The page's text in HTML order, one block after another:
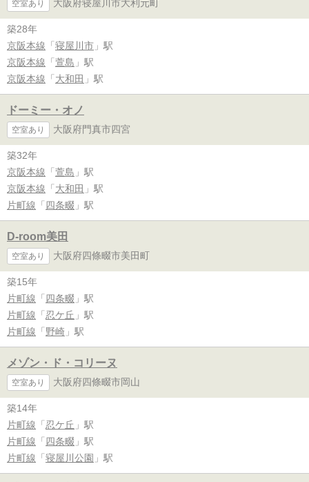
空室あり 大阪府寝屋川市大利元町
築28年
京阪本線 「 寝屋川市 」駅
京阪本線 「 萱島 」駅
京阪本線 「 大和田 」駅
ドーミー・オノ
空室あり 大阪府門真市四宮
築32年
京阪本線 「 萱島 」駅
京阪本線 「 大和田 」駅
片町線 「 四条畷 」駅
D-room美田
空室あり 大阪府四條畷市美田町
築15年
片町線 「 四条畷 」駅
片町線 「 忍ケ丘 」駅
片町線 「 野崎 」駅
メゾン・ド・コリーヌ
空室あり 大阪府四條畷市岡山
築14年
片町線 「 忍ケ丘 」駅
片町線 「 四条畷 」駅
片町線 「 寝屋川公園 」駅